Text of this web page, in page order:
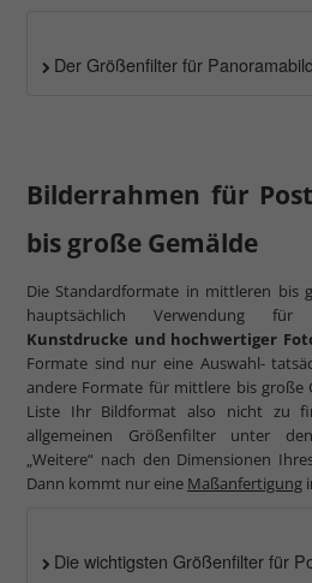
Der Größenfilter für
Bilderrahmen für
bis große Gemälde
Die Standardformate in mittleren bis
hauptsächlich Verwendung für
Kunstdrucke und hochwertiger
Formate sind nur eine Auswahl-
andere Formate für mittlere bis große
Liste Ihr Bildformat also nicht zu
allgemeinen Größenfilter unter
„Weitere“ nach den Dimensionen
Dann kommt nur eine Maßanfertigung
Die wichtigsten Größenfilter für